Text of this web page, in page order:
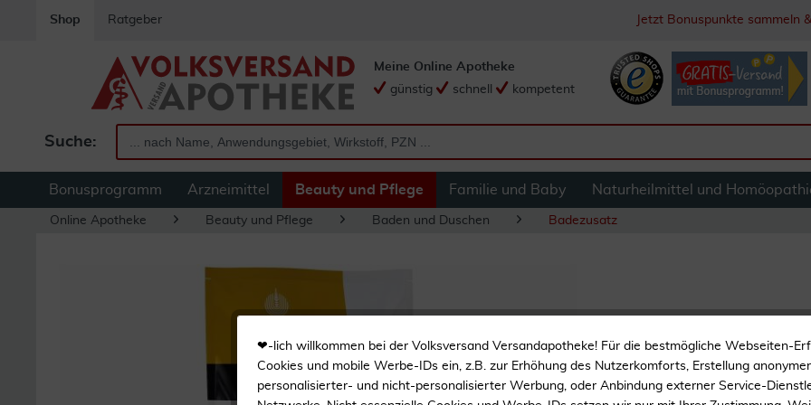
Shop Ratgeber Jetzt Bonuspunkte sammeln
Suche:
Meine Online Apotheke
günstig
schnell kompetent
Bonusprogramm Arzneimittel Beauty und Pflege Familie und Baby Naturheilmittel und
Online Apotheke Beauty und Pflege Baden und Duschen Badezusatz
Dermasel Totes
Kombipackung
❤-lich willkommen bei der Volksversand Versandapotheke! Für die bestmögliche Webseiten-
Cookies und mobile Werbe-IDs ein, z.B. zur Erhöhung des Nutzerkomforts, Erstellung
personalisierter- und nicht-personalisierter Werbung, oder Anbindung externer Service-